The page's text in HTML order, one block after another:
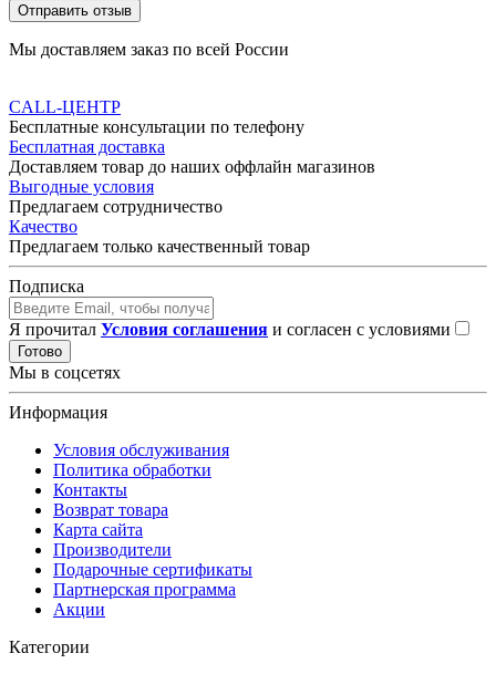
Отправить отзыв
Мы доставляем заказ по всей России
CALL-ЦЕНТР
Бесплатные консультации по телефону
Бесплатная доставка
Доставляем товар до наших оффлайн магазинов
Выгодные условия
Предлагаем сотрудничество
Качество
Предлагаем только качественный товар
Подписка
Я прочитал Условия соглашения и согласен с условиями
Готово
Мы в соцсетях
Информация
Условия обслуживания
Политика обработки
Контакты
Возврат товара
Карта сайта
Производители
Подарочные сертификаты
Партнерская программа
Акции
Категории